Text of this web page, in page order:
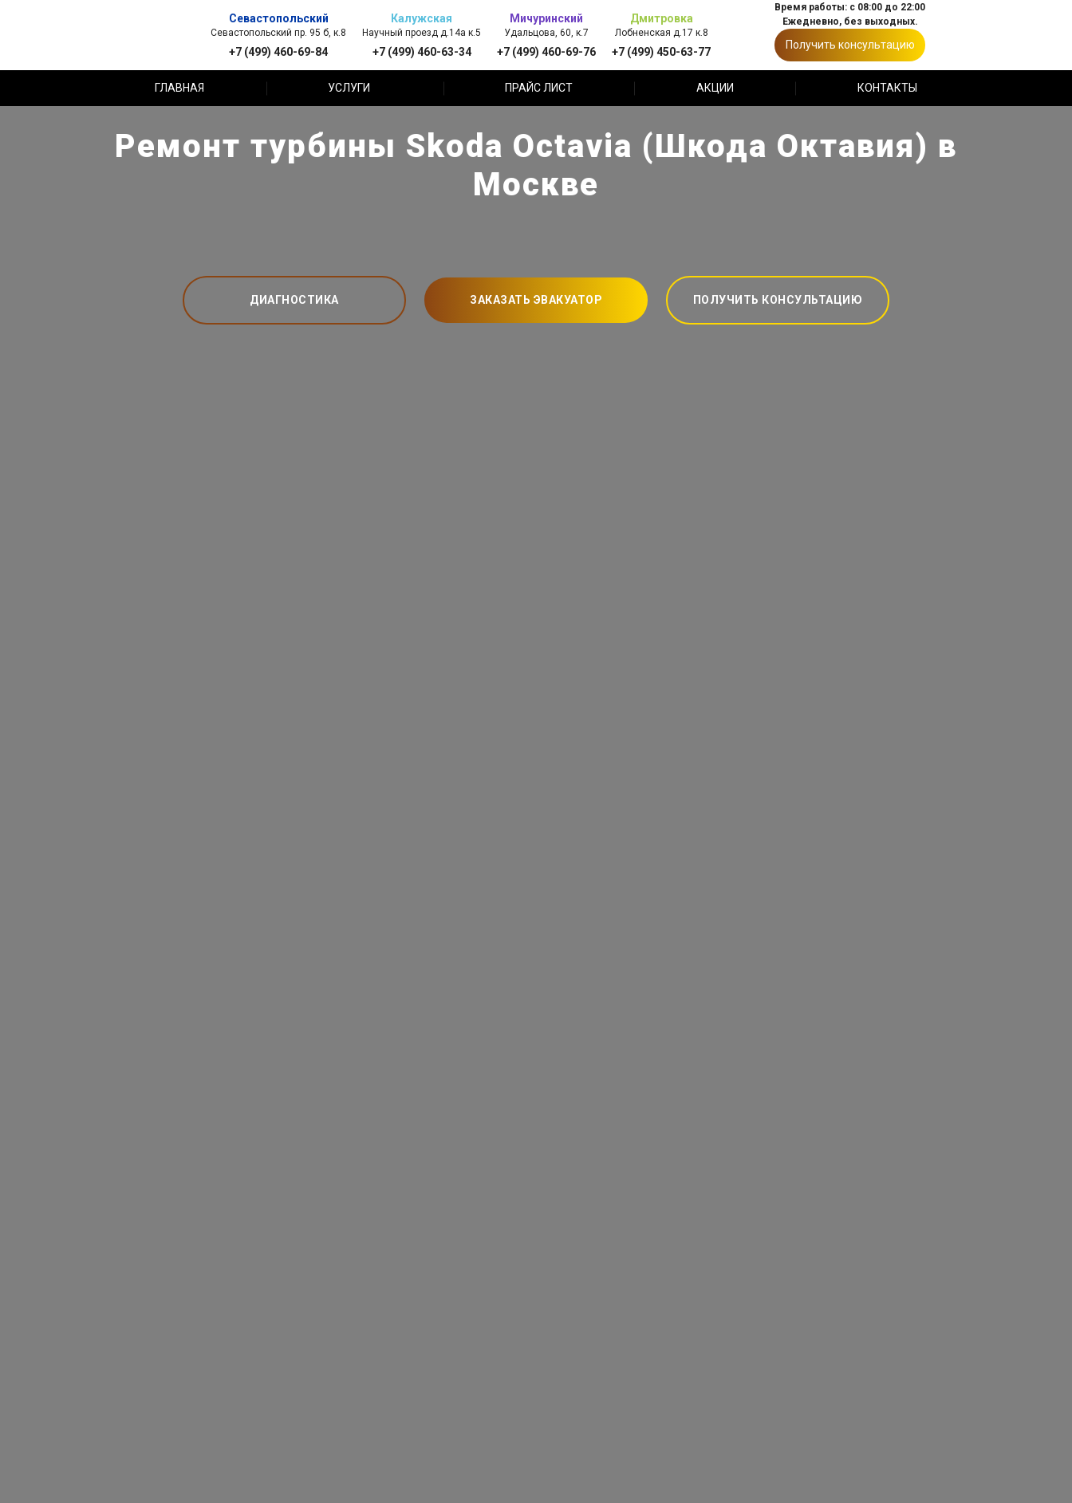
Севастопольский
Севастопольский пр. 95 б, к.8
+7 (499) 460-69-84
Калужская
Научный проезд д.14а к.5
+7 (499) 460-63-34
Мичуринский
Удальцова, 60, к.7
+7 (499) 460-69-76
Дмитровка
Лобненская д.17 к.8
+7 (499) 450-63-77
Время работы: с 08:00 до 22:00
Ежедневно, без выходных.
Получить консультацию
ГЛАВНАЯ УСЛУГИ ПРАЙС ЛИСТ АКЦИИ КОНТАКТЫ
Ремонт турбины Skoda Octavia (Шкода Октавия) в
Москве
ДИАГНОСТИКА ЗАКАЗАТЬ ЭВАКУАТОР ПОЛУЧИТЬ КОНСУЛЬТАЦИЮ